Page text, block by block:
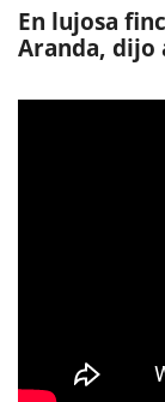
En lujosa
Aranda, dijo